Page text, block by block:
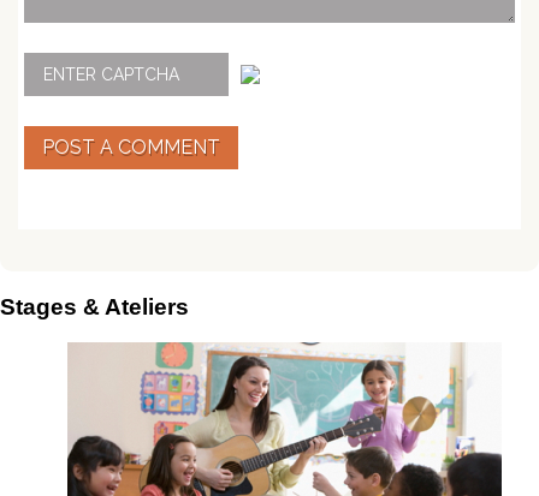
POST A COMMENT
Stages & Ateliers